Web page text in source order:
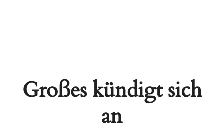
Großes kündigt sich
an